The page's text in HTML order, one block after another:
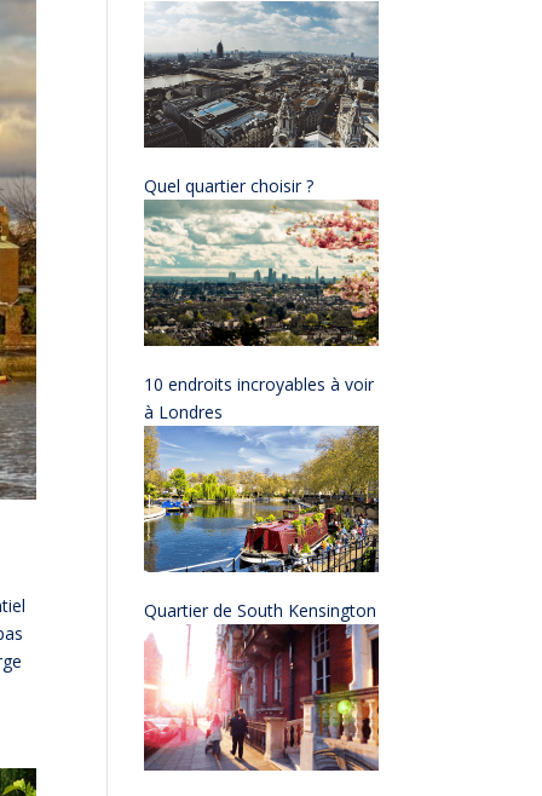
Quel quartier choisir ?
10 endroits incroyables à voir
à Londres
Quartier de South Kensington